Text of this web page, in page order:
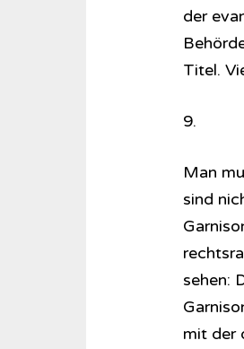
der
Titel.
9.
Man
sind
sehen:
mit der